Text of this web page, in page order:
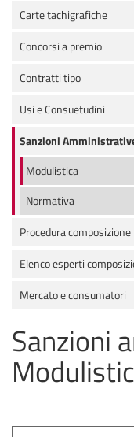
Carte tachigrafiche
Concorsi a premio
Contratti tipo
Usi e Consuetudini
Sanzioni
Modulistica
Normativa
Procedura
Elenco esperti
Mercato e consumatori
Sanzioni